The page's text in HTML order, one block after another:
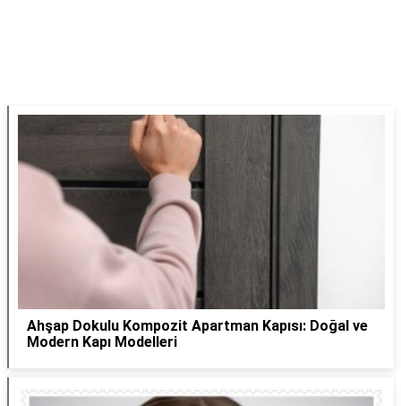
Ahşap Dokulu Kompozit Apartman Kapısı: Doğal ve
Modern Kapı Modelleri